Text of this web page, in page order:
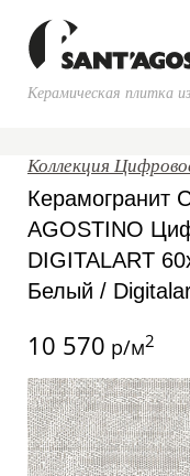
Керамическая плитка
Коллекция
Керамогранит
AGOSTINO
DIGITALART
Белый /
10 570 р/м2